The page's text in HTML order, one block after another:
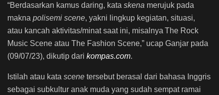
“Berdasarkan kamus daring, kata skena merujuk pada
makna polisemi scene, yakni lingkup kegiatan, situasi,
atau kancah aktivitas/minat saat ini, misalnya The Rock
Music Scene atau The Fashion Scene,” ucap Ganjar pada
(09/07/23), dikutip dari kompas.com.
Istilah atau kata scene tersebut berasal dari bahasa Inggris
sebagai subkultur anak muda yang sudah sempat ramai